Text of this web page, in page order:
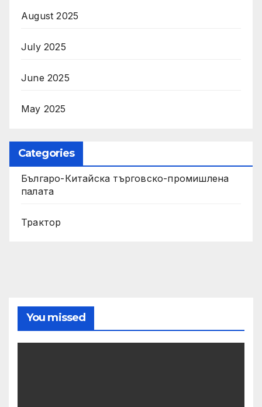
August 2025
July 2025
June 2025
May 2025
Categories
Българо-Китайска търговско-промишлена
палата
Трактор
You missed